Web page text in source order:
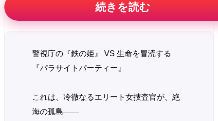
続きを読む
警視庁の『鉄の姫』 VS 生命を冒涜する
『パラサイトパーティー』
これは、冷徹なるエリート女捜査官が、絶
海の孤島――